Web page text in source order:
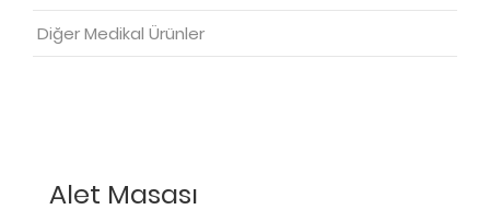
Diğer Medikal Ürünler
Alet Masası